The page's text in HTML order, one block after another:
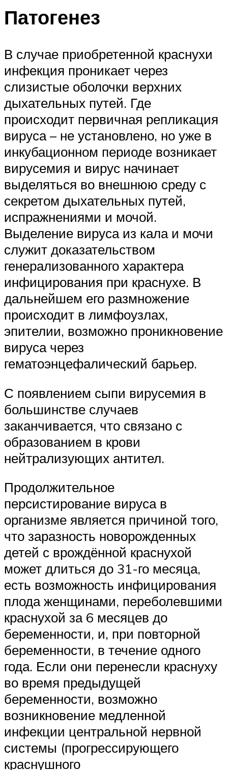
Патогенез
В случае приобретенной краснухи
инфекция проникает через
слизистые оболочки верхних
дыхательных путей. Где
происходит первичная репликация
вируса – не установлено, но уже в
инкубационном периоде возникает
вирусемия и вирус начинает
выделяться во внешнюю среду с
секретом дыхательных путей,
испражнениями и мочой.
Выделение вируса из кала и мочи
служит доказательством
генерализованного характера
инфицирования при краснухе. В
дальнейшем его размножение
происходит в лимфоузлах,
эпителии, возможно проникновение
вируса через
гематоэнцефалический барьер.
С появлением сыпи вирусемия в
большинстве случаев
заканчивается, что связано с
образованием в крови
нейтрализующих антител.
Продолжительное
персистирование вируса в
организме является причиной того,
что заразность новорожденных
детей с врождённой краснухой
может длиться до 31-го месяца,
есть возможность инфицирования
плода женщинами, переболевшими
краснухой за 6 месяцев до
беременности, и, при повторной
беременности, в течение одного
года. Если они перенесли краснуху
во время предыдущей
беременности, возможно
возникновение медленной
инфекции центральной нервной
системы (прогрессирующего
краснушного